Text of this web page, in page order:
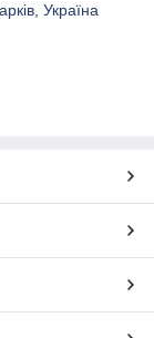
Україна